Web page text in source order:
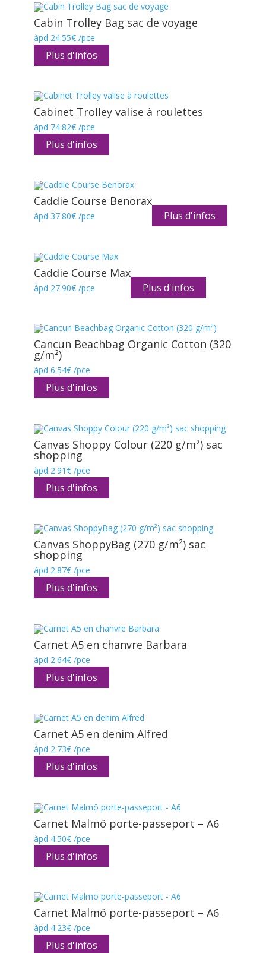
Cabin Trolley Bag sac de voyage
àpd 24.55€/pce
Plus d'infos
Cabinet Trolley valise à roulettes
àpd 74.82€/pce
Plus d'infos
Caddie Course Benorax
àpd 37.80€/pce Plus d'infos
Caddie Course Max
àpd 27.90€/pce Plus d'infos
Cancun Beachbag Organic Cotton (320
g/m²)
àpd 6.54€/pce
Plus d'infos
Canvas Shoppy Colour (220 g/m²) sac
shopping
àpd 2.91€/pce
Plus d'infos
Canvas ShoppyBag (270 g/m²) sac
shopping
àpd 2.87€/pce
Plus d'infos
Carnet A5 en chanvre Barbara
àpd 2.64€/pce
Plus d'infos
Carnet A5 en denim Alfred
àpd 2.73€/pce
Plus d'infos
Carnet Malmö porte-passeport – A6
àpd 4.50€/pce
Plus d'infos
Carnet Malmö porte-passeport – A6
àpd 4.23€/pce
Plus d'infos